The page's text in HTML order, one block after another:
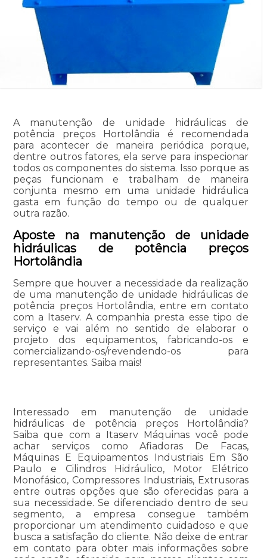
A manutenção de unidade hidráulicas de
potência preços Hortolândia é recomendada
para acontecer de maneira periódica porque,
dentre outros fatores, ela serve para inspecionar
todos os componentes do sistema. Isso porque as
peças funcionam e trabalham de maneira
conjunta mesmo em uma unidade hidráulica
gasta em função do tempo ou de qualquer
outra razão.
Aposte na manutenção de unidade
hidráulicas de potência preços
Hortolândia
Sempre que houver a necessidade da realização
de uma manutenção de unidade hidráulicas de
potência preços Hortolândia, entre em contato
com a Itaserv. A companhia presta esse tipo de
serviço e vai além no sentido de elaborar o
projeto dos equipamentos, fabricando-os e
comercializando-os/revendendo-os para
representantes. Saiba mais!
Interessado em manutenção de unidade
hidráulicas de potência preços Hortolândia?
Saiba que com a Itaserv Máquinas você pode
achar serviços como Afiadoras De Facas,
Máquinas E Equipamentos Industriais Em São
Paulo e Cilindros Hidráulico, Motor Elétrico
Monofásico, Compressores Industriais, Extrusoras
entre outras opções que são oferecidas para a
sua necessidade. Se diferenciado dentro de seu
segmento, a empresa consegue também
proporcionar um atendimento cuidadoso e que
busca a satisfação do cliente. Não deixe de entrar
em contato para obter mais informações sobre